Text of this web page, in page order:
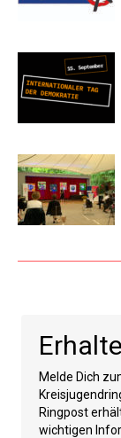
Melde Dich
Ringpost
wichtigen